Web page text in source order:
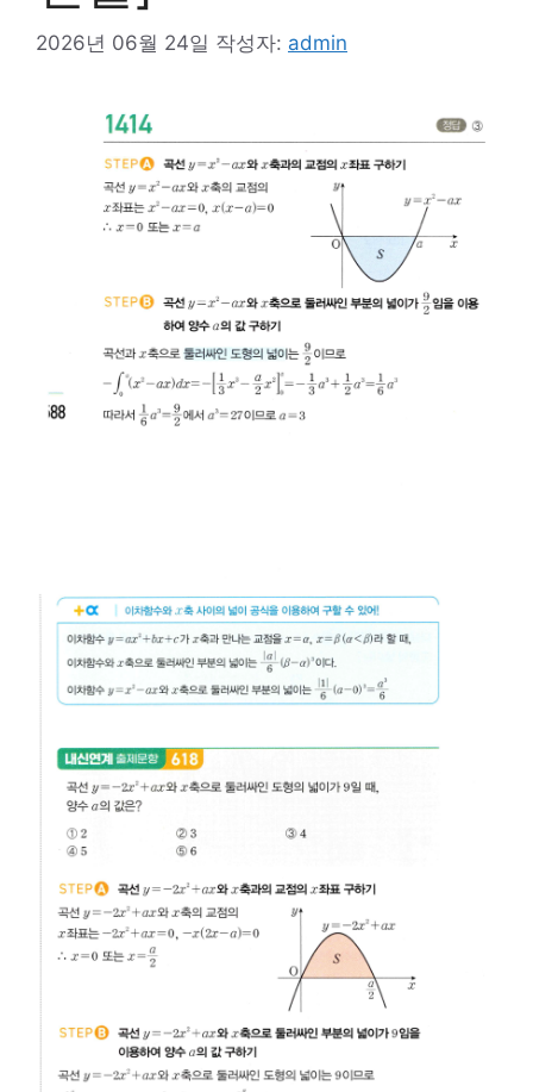
2026년 06월 24일 작성자: admin